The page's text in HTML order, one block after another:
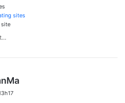
:
sites
site